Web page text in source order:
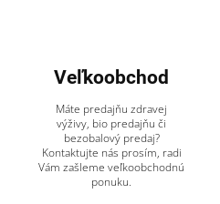
Veľkoobchod
Máte predajňu zdravej
výživy, bio predajňu či
bezobalový predaj?
Kontaktujte nás prosím, radi
Vám zašleme veľkoobchodnú
ponuku.